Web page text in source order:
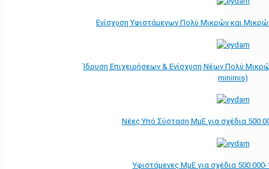
Ενίσχυση Υφιστάμενων Πολύ Μικρών και
Ίδρυση Επιχειρήσεων & Ενίσχυση Νέων Πολύ
minimis)
Νέες Υπό Σύσταση ΜμΕ για σχέδια
Υφιστάμενες ΜμΕ για σχέδια